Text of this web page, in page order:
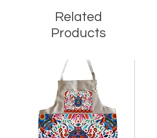
comentarios malos no entren a tu
corazón, y sus patas largas largas
te ayudan a sortear obstáculos.
acompañarán con sueños
relajantes, pues su pancita tiene
flor de lavanda inglesa.
Está disponible en diferentes telas
estampadas moradas.
Related
Products